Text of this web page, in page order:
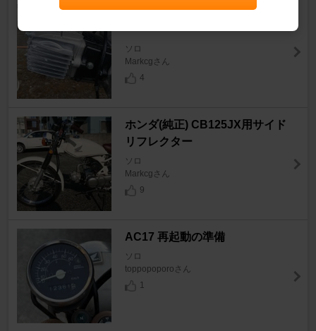
ホンダ Lシリンダーヘッドカバ
ー
ソロ
Markcgさん
4
ホンダ(純正) CB125JX用サイド
リフレクター
ソロ
Markcgさん
9
AC17 再起動の準備
ソロ
toppopoporoさん
1